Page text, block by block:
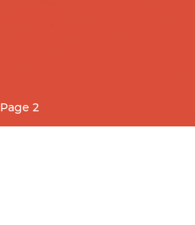
Page 2